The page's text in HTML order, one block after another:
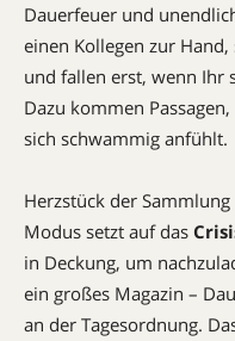
Dauerfeuer und
einen Kollegen zur
und fallen erst, wenn Ihr
Dazu kommen
sich schwammig anfühlt.
Herzstück der Sammlung
Modus setzt auf das
in Deckung, um
ein großes Magazin –
an der Tagesordnung.